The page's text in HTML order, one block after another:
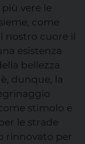
vere le
come
nostro cuore il
esistenza
bellezza
dunque, la
stimolo e
le strade
rinnovato per